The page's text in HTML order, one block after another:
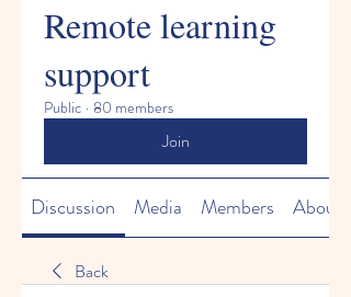
Remote learning
support
Public · 80 members
Join
Discussion Media Members About
Back